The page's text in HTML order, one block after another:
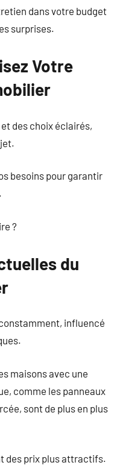
dans votre budget
surprises.
Votre
des choix éclairés,
besoins pour garantir
?
du
influencé
maisons avec une
comme les panneaux
sont de plus en plus
des prix plus attractifs.